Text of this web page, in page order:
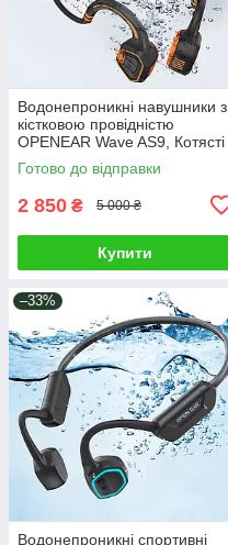
Водонепроникні навушники з
кістковою провідністю
OPENEAR Wave AS9, Котясті
навушники для спорту та
плавання
Готово до відправки
2 850 ₴ 5 000 ₴
Купити
–33%
Водонепроникні спортивні